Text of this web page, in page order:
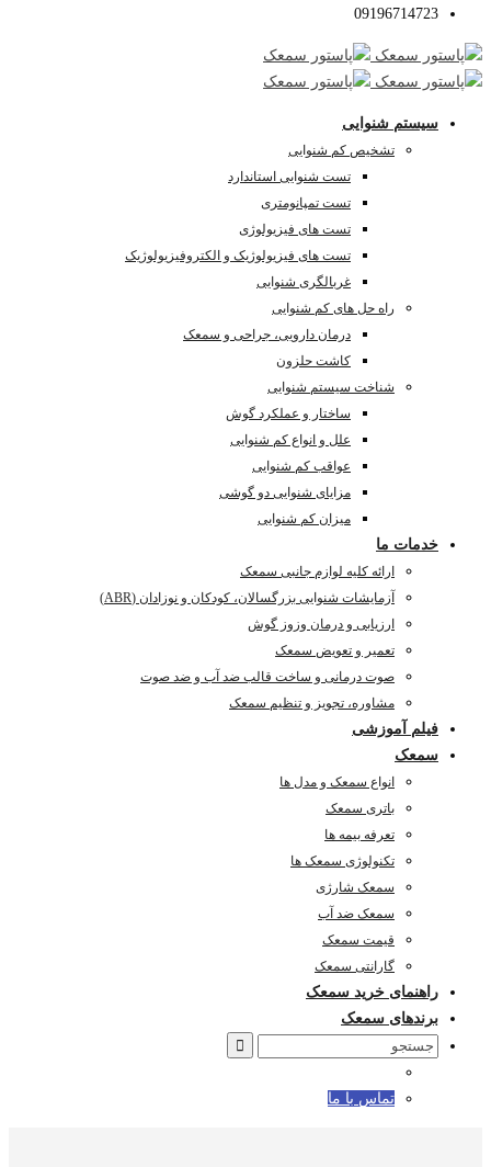
09196714723
سیستم شنوایی
تشخیص کم شنوایی
تست شنوایی استاندارد
تست تمپانومتری
تست های فیزیولوژی
تست های فیزیولوژیک و الکتروفیزیولوژیک
غربالگری شنوایی
راه حل های کم شنوایی
درمان دارویی، جراحی و سمعک
کاشت حلزون
شناخت سیستم شنوایی
ساختار و عملکرد گوش
علل و انواع کم شنوایی
عواقب کم شنوایی
مزایای شنوایی دو گوشی
میزان کم شنوایی
خدمات ما
ارائه کلیه لوازم جانبی سمعک
آزمایشات شنوایی بزرگسالان، کودکان و نوزادان (ABR)
ارزیابی و درمان وزوز گوش
تعمیر و تعویض سمعک
صوت درمانی و ساخت قالب ضد آب و ضد صوت
مشاوره، تجویز و تنظیم سمعک
فیلم آموزشی
سمعک
انواع سمعک و مدل ها
باتری سمعک
تعرفه بیمه ها
تکنولوژی سمعک ها
سمعک شارژی
سمعک ضد آب
قیمت سمعک
گارانتی سمعک
راهنمای خرید سمعک
برندهای سمعک
Search
تماس با ما